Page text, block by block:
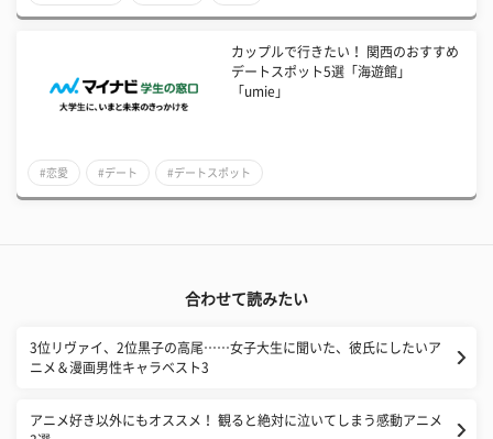
カップルで行きたい！ 関西のおすすめ
デートスポット5選「海遊館」
「umie」
#恋愛 #デート #デートスポット
合わせて読みたい
3位リヴァイ、2位黒子の高尾……女子大生に聞いた、彼氏にしたいア
ニメ＆漫画男性キャラベスト3
アニメ好き以外にもオススメ！ 観ると絶対に泣いてしまう感動アニメ